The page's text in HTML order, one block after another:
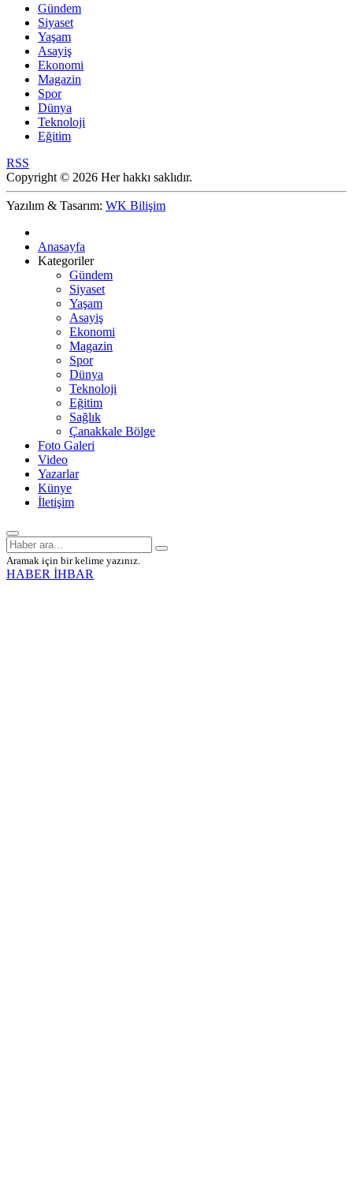
Gündem
Siyaset
Yaşam
Asayiş
Ekonomi
Magazin
Spor
Dünya
Teknoloji
Eğitim
RSS
Copyright © 2026 Her hakkı saklıdır.
Yazılım & Tasarım: WK Bilişim
Anasayfa
Kategoriler
Gündem
Siyaset
Yaşam
Asayiş
Ekonomi
Magazin
Spor
Dünya
Teknoloji
Eğitim
Sağlık
Çanakkale Bölge
Foto Galeri
Video
Yazarlar
Künye
İletişim
Aramak için bir kelime yazınız.
HABER İHBAR